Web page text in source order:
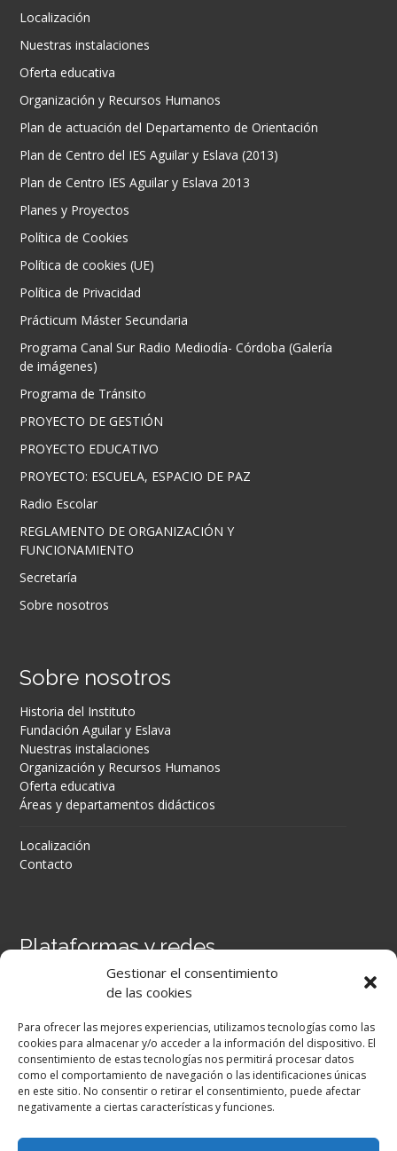
Gestionar el consentimiento
de las cookies
Para ofrecer las mejores experiencias, utilizamos tecnologías como las
cookies para almacenar y/o acceder a la información del dispositivo. El
consentimiento de estas tecnologías nos permitirá procesar datos
como el comportamiento de navegación o las identificaciones únicas
en este sitio. No consentir o retirar el consentimiento, puede afectar
negativamente a ciertas características y funciones.
Localización
Nuestras instalaciones
Oferta educativa
Organización y Recursos Humanos
Plan de actuación del Departamento de Orientación
Plan de Centro del IES Aguilar y Eslava (2013)
Plan de Centro IES Aguilar y Eslava 2013
Planes y Proyectos
Política de Cookies
Política de cookies (UE)
Política de Privacidad
Prácticum Máster Secundaria
Programa Canal Sur Radio Mediodía- Córdoba (Galería
de imágenes)
Programa de Tránsito
PROYECTO DE GESTIÓN
PROYECTO EDUCATIVO
PROYECTO: ESCUELA, ESPACIO DE PAZ
Radio Escolar
REGLAMENTO DE ORGANIZACIÓN Y
FUNCIONAMIENTO
Secretaría
Sobre nosotros
Sobre nosotros
Historia del Instituto
Fundación Aguilar y Eslava
Nuestras instalaciones
Organización y Recursos Humanos
Oferta educativa
Áreas y departamentos didácticos
Localización
Contacto
Plataformas y redes
Secretaría Virtual
Facebook